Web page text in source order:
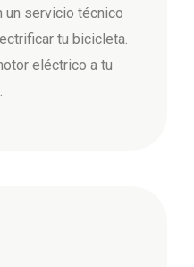
un servicio técnico
tu bicicleta.
eléctrico a tu